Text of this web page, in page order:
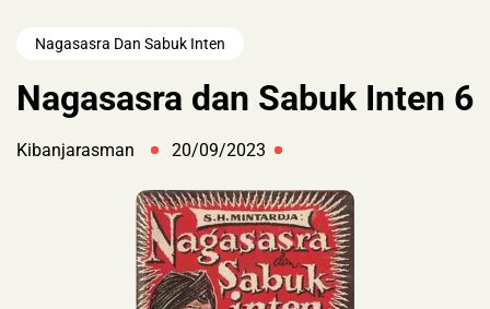
Nagasasra Dan Sabuk Inten
Nagasasra dan Sabuk Inten 6
Kibanjarasman 20/09/2023